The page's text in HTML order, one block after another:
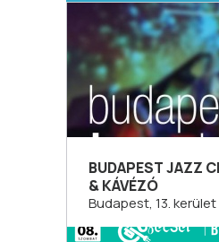
BUDAPEST JAZZ
& KÁVÉZÓ
Budapest, 13. kerület